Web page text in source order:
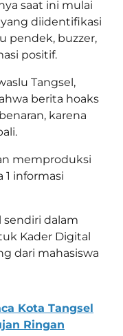
saat ini mulai
diidentifikasi
pendek, buzzer,
positif.
Tangsel,
berita hoaks
karena
memproduksi
1 informasi
sendiri dalam
Kader Digital
dari mahasiswa
Kota Tangsel
Ringan